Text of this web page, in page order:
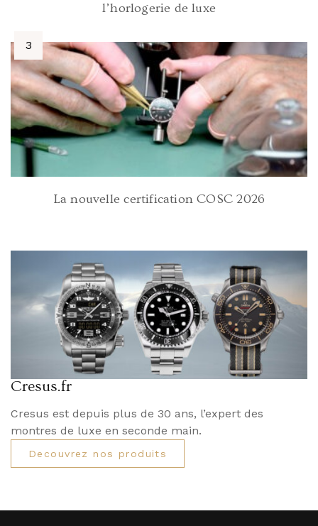
l’horlogerie de luxe
La nouvelle certification COSC 2026
Cresus.fr
Cresus est depuis plus de 30 ans, l’expert des
montres de luxe en seconde main.
Decouvrez nos produits